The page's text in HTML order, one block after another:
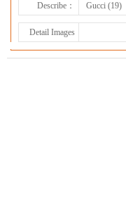
Describe：
Gucci (19)
Detail Images